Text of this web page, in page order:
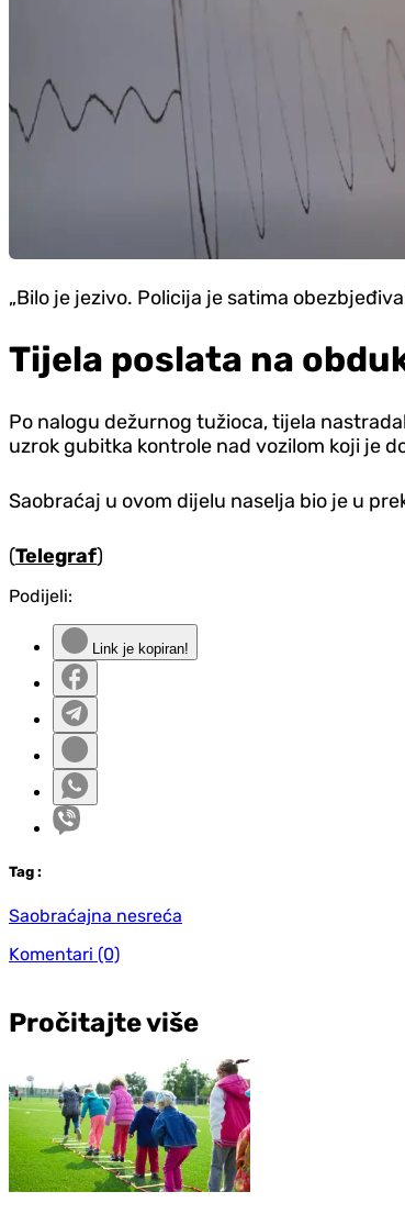
„Bilo je jezivo. Policija je satima
Tijela poslata na
Po nalogu dežurnog tužioca, tijela
uzrok gubitka kontrole nad vozilom koji je
Saobraćaj u ovom dijelu naselja bio je u
(Telegraf)
Podijeli:
Link je kopiran!
Tag :
Saobraćajna nesreća
Komentari (0)
Pročitajte više